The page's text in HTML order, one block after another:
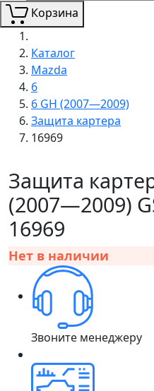
Корзина
Каталог
Mazda
6
6 GH (2007—2009)
Защита картера
16969
Защита
(2007—2009)
16969
Нет в наличии
Звоните менеджеру